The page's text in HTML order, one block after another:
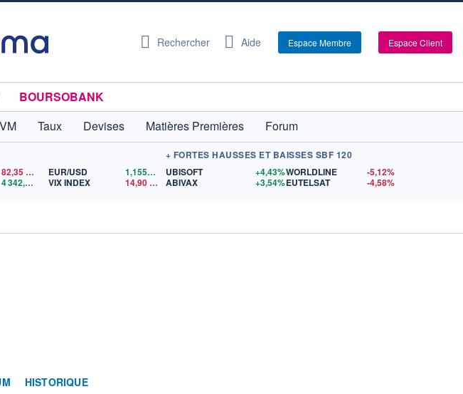
Rechercher Aide Espace Membre Espace Client
BOURSOBANK
Taux Devises Matières Premières
Forum
82,35$US
4 342,26 $US
EUR/USD 1,1559$US
VIX INDEX
14,90
+ FORTES HAUSSES ET BAISSES SBF 120
UBISOFT
+4,43%
ABIVAX
+3,54%
WORLDLINE
-5,12%
EUTELSAT
-4,58%
HISTORIQUE